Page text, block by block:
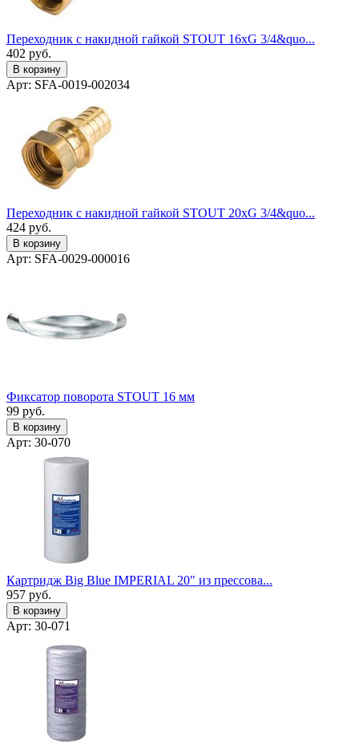
Переходник с накидной гайкой STOUT 16xG 3/4&quo...
402 руб.
В корзину
Арт: SFA-0019-002034
Переходник с накидной гайкой STOUT 20xG 3/4&quo...
424 руб.
В корзину
Арт: SFA-0029-000016
Фиксатор поворота STOUT 16 мм
99 руб.
В корзину
Арт: 30-070
Картридж Big Blue IMPERIAL 20" из прессова...
957 руб.
В корзину
Арт: 30-071